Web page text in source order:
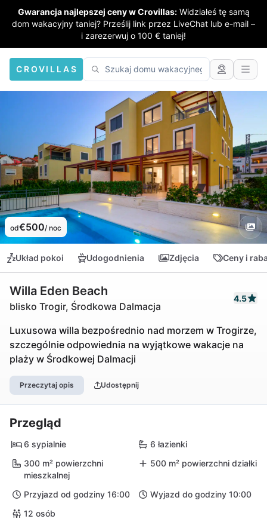
Gwarancja najlepszej ceny w Crovillas: Widziałeś tę samą
dom wakacyjny taniej? Prześlij link przez LiveChat lub e-mail –
i zarezerwuj o 100 € taniej!
CROVILLAS
od€500/ noc
Układ pokoi Udogodnienia Zdjęcia Ceny i
Willa Eden Beach
blisko Trogir, Środkowa Dalmacja
4.5
Luxusowa willa bezpośrednio nad morzem w Trogirze,
szczególnie odpowiednia na wyjątkowe wakacje na
plaży w Środkowej Dalmacji
Przeczytaj opis Udostępnij
Przegląd
6 sypialnie
6 łazienki
300 m² powierzchni
mieszkalnej
500 m² powierzchni działki
Przyjazd od godziny 16:00
Wyjazd do godziny 10:00
12 osób